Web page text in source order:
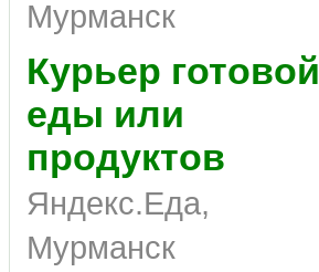
Мурманск
Курьер готовой
еды или
продуктов
Яндекс.Еда,
Мурманск